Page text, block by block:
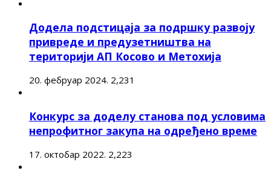
Додела подстицаја за подршку развоју
привреде и предузетништва на
територији АП Косово и Метохија
20. фебруар 2024. 2,231
Конкурс за доделу станова под условима
непрофитног закупа на одређено време
17. октобар 2022. 2,223